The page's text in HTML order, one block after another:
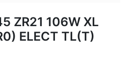
ZR21 106W XL
ELECT TL(T)